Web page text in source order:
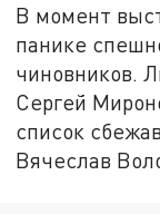
В момент
панике
чиновников.
Сергей
список
Вячеслав